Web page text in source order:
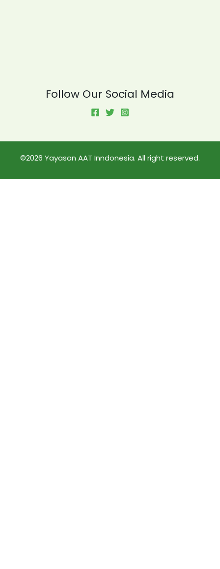
Follow Our Social Media
©2026 Yayasan AAT Inndonesia. All right reserved.